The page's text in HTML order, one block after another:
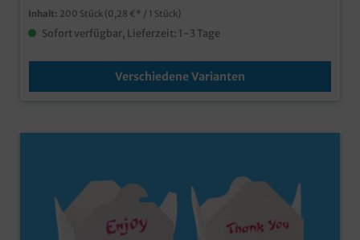
Inhalt: 200 Stück (0,28 €* / 1 Stück)
Sofort verfügbar, Lieferzeit: 1-3 Tage
Verschiedene Varianten